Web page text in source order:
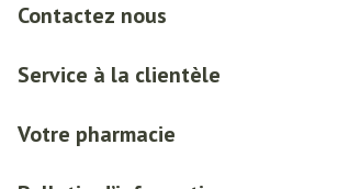
Contactez nous
Service à la clientèle
Votre pharmacie